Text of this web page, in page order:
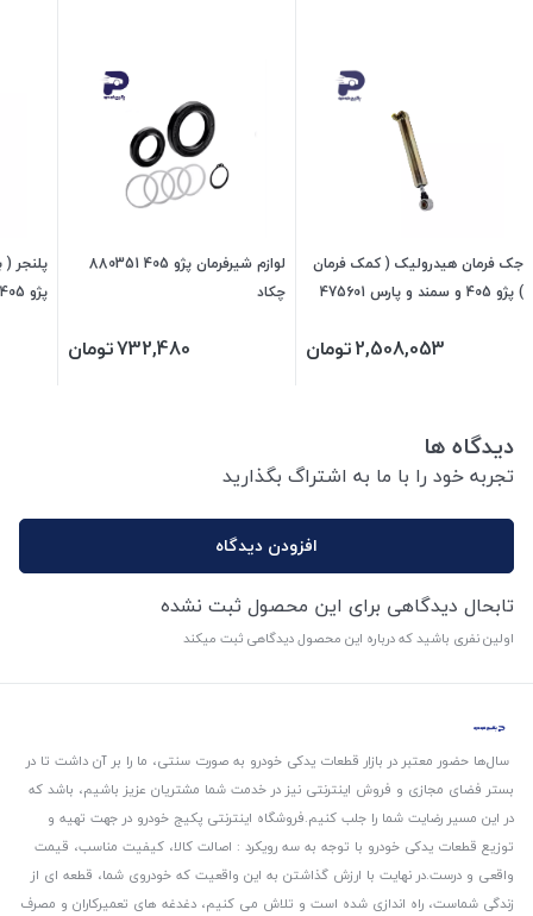
جک فرمان هیدرولیک ( کمک فرمان
) پژو 405 و سمند و پارس 475601
2,508,053تومان
لوازم شیرفرمان پژو 405 880351
چکاد
732,480تومان
پلنجر
دیدگاه ها
تجربه خود را با ما به اشتراگ بگذارید
افزودن دیدگاه
تابحال دیدگاهی برای این محصول ثبت نشده
اولین نفری باشید که درباره این محصول دیدگاهی ثبت میکند
سال‌ها حضور معتبر در بازار قطعات یدکی خودرو به صورت سنتی، ما را بر آن داشت تا در
بستر فضای مجازی و فروش اینترنتی نیز در خدمت شما مشتریان عزیز باشیم، باشد که
در این مسیر رضایت شما را جلب کنیم.فروشگاه اینترنتی پکیج خودرو در جهت تهیه و
توزیع قطعات یدکی خودرو با توجه به سه رویکرد : اصالت کالا، کیفیت مناسب، قیمت
واقعی و درست.در نهایت با ارزش گذاشتن به این واقعیت که خودروی شما، قطعه ای از
زندگی شماست، راه اندازی شده است و تلاش می کنیم، دغدغه های تعمیرکاران و مصرف